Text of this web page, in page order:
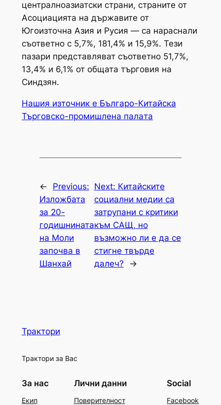
централноазиатски страни, страните от
Асоциацията на държавите от
Югоизточна Азия и Русия — са нараснали
съответно с 5,7%, 181,4% и 15,9%. Тези
пазари представляват съответно 51,7%,
13,4% и 6,1% от общата търговия на
Синдзян.
Нашия източник е Българо-Китайска
Търговско-промишлена палaта
←
Previous:
Изложбата
за 20-
годишнината
на Моли
започва в
Шанхай
Next: Китайските
социални медии са
затрупани с критики
към САЩ, но
възможно ли е да се
стигне твърде
далеч?
→
Трактори
Трактори за Вас
За нас
Екип
Лични данни
Поверителност
Social
Facebook